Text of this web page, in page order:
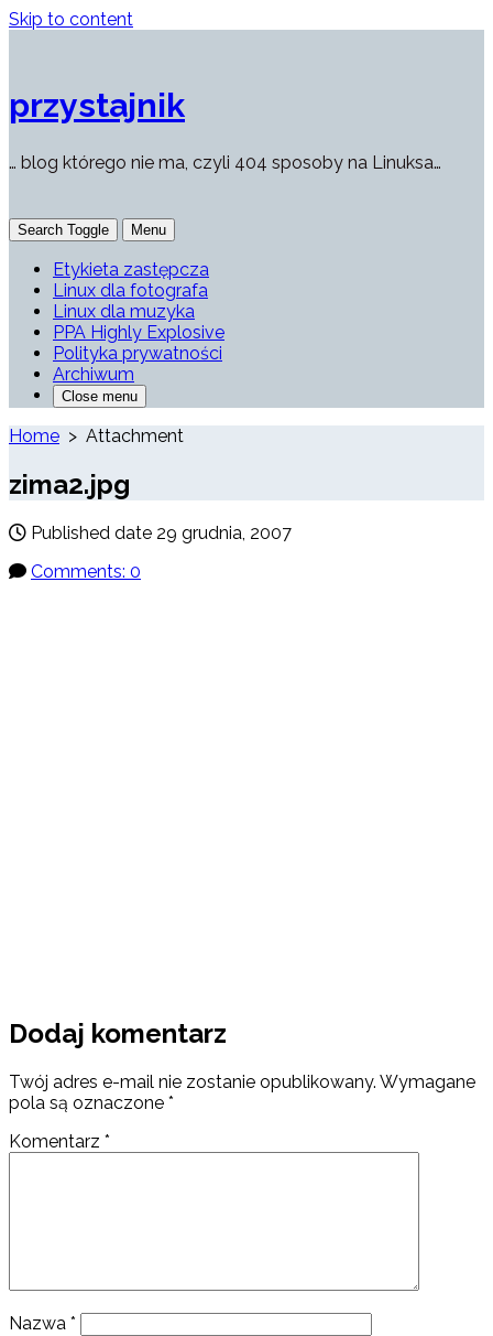
Skip to content
przystajnik
… blog którego nie ma, czyli 404 sposoby na Linuksa…
Search Toggle Menu
Etykieta zastępcza
Linux dla fotografa
Linux dla muzyka
PPA Highly Explosive
Polityka prywatności
Archiwum
Close menu
Home > Attachment
zima2.jpg
Published date 29 grudnia, 2007
Comments: 0
Dodaj komentarz
Twój adres e-mail nie zostanie opublikowany. Wymagane
pola są oznaczone *
Komentarz *
Nazwa *